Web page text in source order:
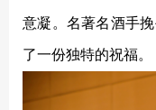
意凝。名著名酒手
了一份独特的祝福。